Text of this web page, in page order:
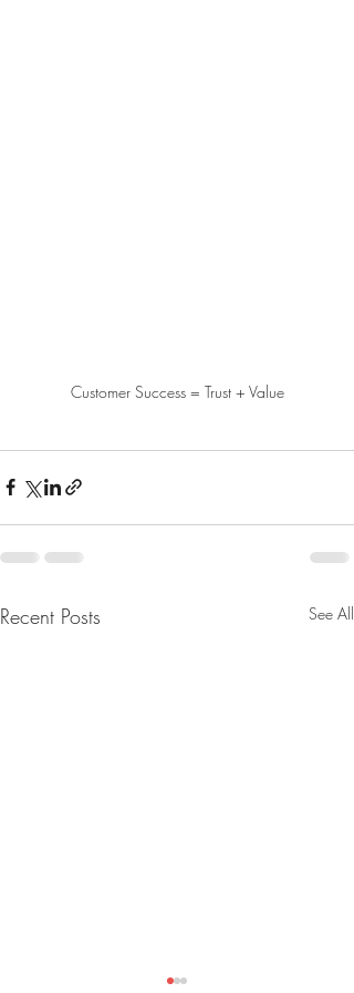
Customer Success = Trust + Value
Recent Posts See All